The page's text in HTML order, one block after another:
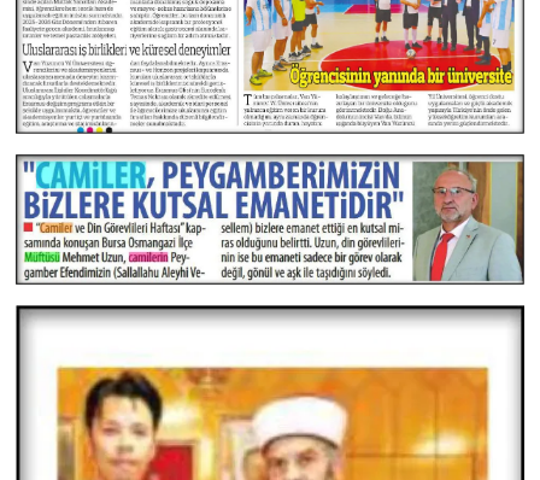
Niğde Müftülüğü
Ordu Müftülüğü
Osmaniye Müftülüğü
Rize Müftülüğü
Sakarya Müftülüğü
Samsun Müftülüğü
Siirt Müftülüğü